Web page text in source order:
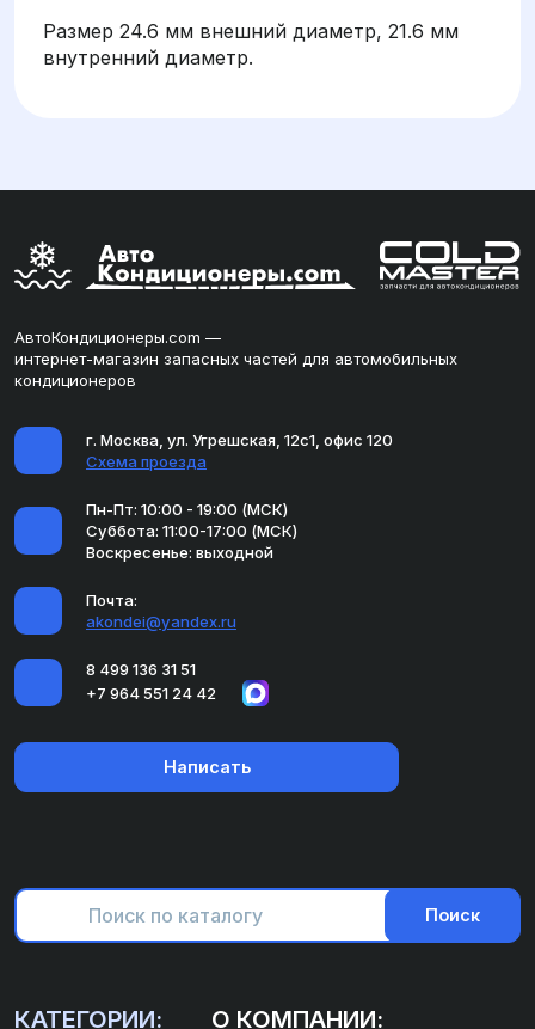
Размер 24.6 мм внешний диаметр, 21.6 мм
внутренний диаметр.
АвтоКондиционеры.com —
интернет-магазин запасных частей для автомобильных
кондиционеров
г. Москва, ул. Угрешская, 12с1, офис 120
Схема проезда
Пн-Пт: 10:00 - 19:00 (МСК)
Суббота: 11:00-17:00 (МСК)
Воскресенье: выходной
Почта:
akondei@yandex.ru
8 499 136 31 51
+7 964 551 24 42
Написать
Поиск
КАТЕГОРИИ: О КОМПАНИИ: